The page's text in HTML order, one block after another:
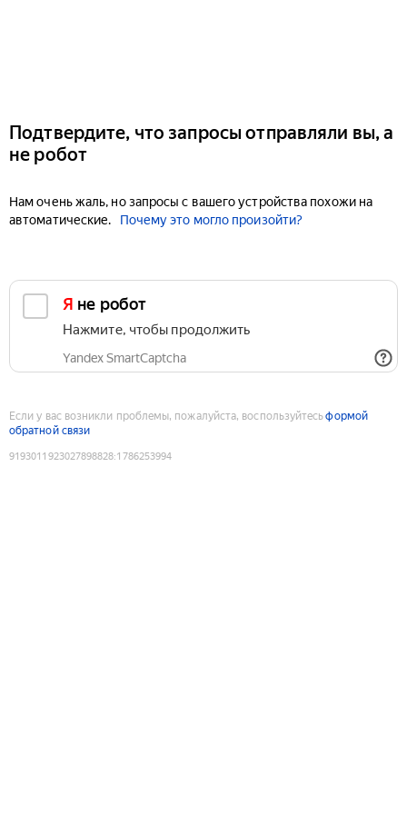
Подтвердите, что запросы отправляли вы, а
не робот
Нам очень жаль, но запросы с вашего устройства похожи на
автоматические.
Почему это могло произойти?
Я не робот
Нажмите, чтобы продолжить
Yandex SmartCaptcha
Если у вас возникли проблемы, пожалуйста, воспользуйтесьформой
обратной связи
9193011923027898828:1786253994